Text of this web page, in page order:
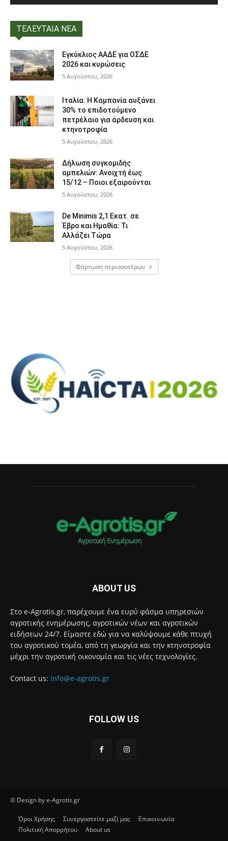
ΤΕΛΕΥΤΑΙΑ ΝΕΑ
Εγκύκλιος ΑΑΔΕ για ΟΣΔΕ
2026 και κυρώσεις
5 Αυγούστου, 2026
Ιταλία: Η Καμπανία αυξάνει
30% το επιδοτούμενο
πετρέλαιο για άρδευση και
κτηνοτροφία
5 Αυγούστου, 2026
Δήλωση συγκομιδής
αμπελιών: Ανοιχτή έως
15/12 – Ποιοι εξαιρούνται
5 Αυγούστου, 2026
De Minimis 2,1 Εκατ. σε
Έβρο και Ημαθία: Τι
Αλλάζει Τώρα
5 Αυγούστου, 2026
Φόρτωση περισσοτέρων
ABOUT US
Στο e-Agrotis.gr, παρέχουμε ένα ευρύ φάσμα υπηρεσιών
αγροτικής ενημέρωσης, αγροτικών νέων και αγροτικών
ειδήσεων 24/7. Είμαστε εδώ για να καλύψουμε κάθε πτυχή
του αγροτικού τομέα, από τη γεωργία και την κτηνοτροφία
μέχρι την αγροτική οικονομία και τις νέες τεχνολογίες.
Contact us: info@e-agrotis.gr
FOLLOW US
© Design by e-Agrotis.gr
Όροι Χρήσης Συνεργαστείτε μαζί μας
Επικοινωνία
Πολιτική Απορρήτου
About us